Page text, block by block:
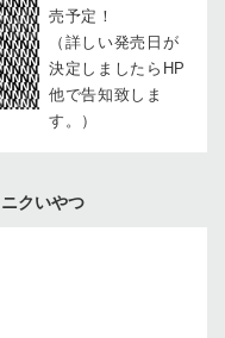
売予定！
（詳しい発売日が
決定しましたらHP
他で告知致しま
す。）
クいやつ